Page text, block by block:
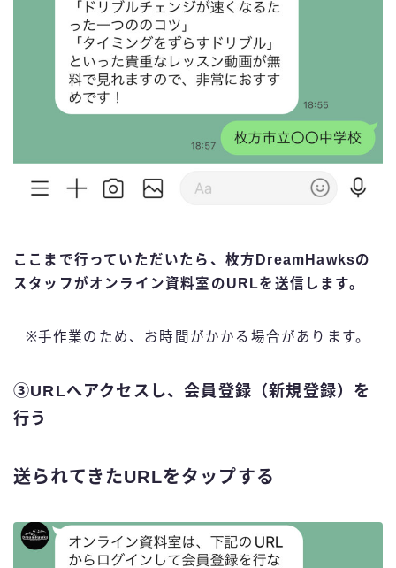
ここまで行っていただいたら、 枚方DreamHawksの
スタッフがオンライン資料室のURLを送信します。
※手作業のため、お時間がかかる場合があります。
③URLへアクセスし、会員登録（新規登録）を
行う
送られてきたURLをタップする